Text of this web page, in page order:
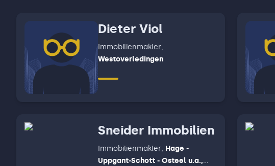
Dieter Viol
Immobilienmakler,
Westoverledingen
Sneider Immobilien
Immobilienmakler, Hage -
Uppgant-Schott - Osteel u.a.,